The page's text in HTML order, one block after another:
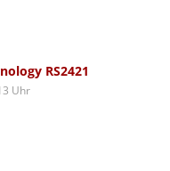
RS2421
Uhr